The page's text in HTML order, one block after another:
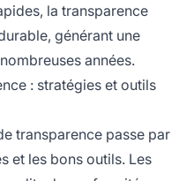
la transparence
générant une
années.
: stratégies et outils
transparence passe par
et les bons outils. Les